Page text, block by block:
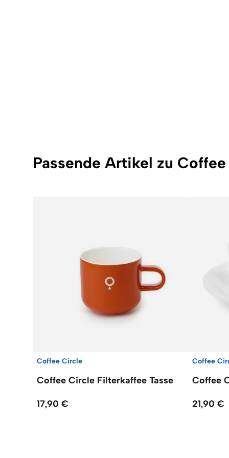
Passende Artikel zu
Coffee Circle
Coffee Circle Filterkaffee Tasse
17,90 €
Coffee
Coffee
21,90 €